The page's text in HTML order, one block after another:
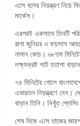
এসে বলের নিয়ন্ত্রণ নিয়ে
মার্কেস।
এরপরই একসাথে তিনটি
রানা জুনিয়র ও ফয়সাল
নামান কোচ। ৬৮তম
লক্ষ্যভ্রষ্ট শটে হতাশা
৭৪ মিনিটের গোলে
এভারতন নিয়ন্ত্রণে নেন।
বাড়ান তিনি। নিখুঁত
শেষ দিকে এসে তাজের